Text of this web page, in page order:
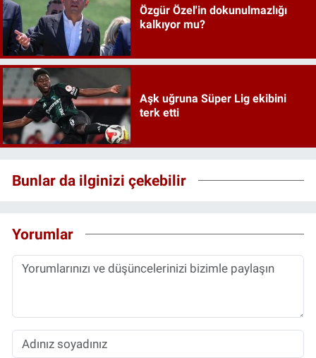
Özgür Özel'in dokunulmazlığı
kalkıyor mu?
Aşk uğruna Süper Lig ekibini
terk etti
Bunlar da ilginizi çekebilir
Yorumlar